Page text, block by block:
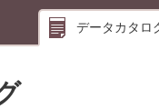
データカタロ